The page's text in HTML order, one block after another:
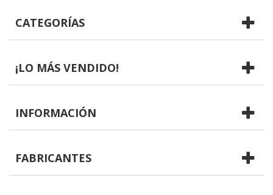
CATEGORÍAS
¡LO MÁS VENDIDO!
INFORMACIÓN
FABRICANTES